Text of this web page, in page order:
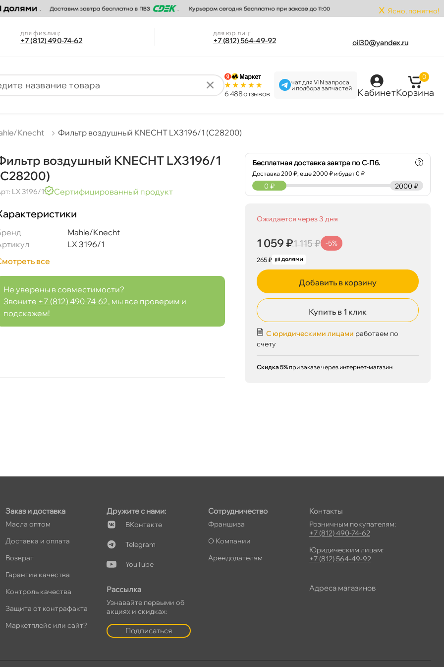
x Ясно, понятно!
для физ.лиц:
+7 (812) 490-74-62
для юр.лиц:
+7 (812) 564-49-92 oil30@yandex.ru
6 488 отзыво
чат для VIN запроса
и подбора запчастей
Кабинет
0
Корзина
Knecht Фильтр воздушный KNECHT LX3196/1 (C28200)
воздушный KNECHT LX3196/1
LX 3196/1 Сертифицированный продукт
Mahle/Knecht
LX 3196/1
все
Не уверены в совместимости?
Звоните +7 (812) 490-74-62, мы все проверим и
подскажем!
Бесплатная доставка завтра по С-Пб.
Доставка200 ₽, еще2000 ₽ и будет 0 ₽
?
2000 ₽
0 ₽
Ожидается через 3 дня
1 059 ₽1 115 ₽ -5%
265 ₽
Добавить в корзину
Купить в 1 клик
С юридическими лицами работаем по
счету
Скидка 5% при заказе через интернет-магазин
1 115 ₽
06.08 (при заказе от 2000₽) Сегодня, 06.08
Заказ и доставка
Масла оптом
Доставка и оплата
озврат
Гарантия качества
Контроль качества
Защита от контрафакта
Маркетплейс или сайт?
Дружите с нами:
Контакте
Telegram
YouTube
Рассылка
Узнавайте первыми о
акциях и скидках:
Подписаться
Сотрудничество
Франшиза
О Компании
Арендодателям
Контакты
Розничным покупателям:
+7 (812) 490-74-62
Юридическим лицам:
+7 (812) 564-49-92
Адреса магазино